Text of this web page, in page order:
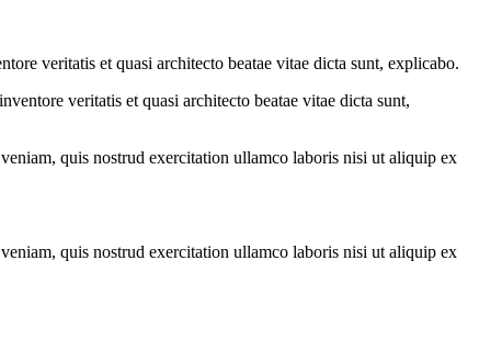
veritatis et quasi architecto beatae vitae dicta sunt, explicabo.
veritatis et quasi architecto beatae vitae dicta sunt,
quis nostrud exercitation ullamco laboris nisi ut aliquip ex
quis nostrud exercitation ullamco laboris nisi ut aliquip ex